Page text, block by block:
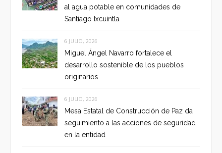
al agua potable en comunidades de
Santiago Ixcuintla
6 JULIO, 2026
Miguel Ángel Navarro fortalece el
desarrollo sostenible de los pueblos
originarios
6 JULIO, 2026
Mesa Estatal de Construcción de Paz da
seguimiento a las acciones de seguridad
en la entidad